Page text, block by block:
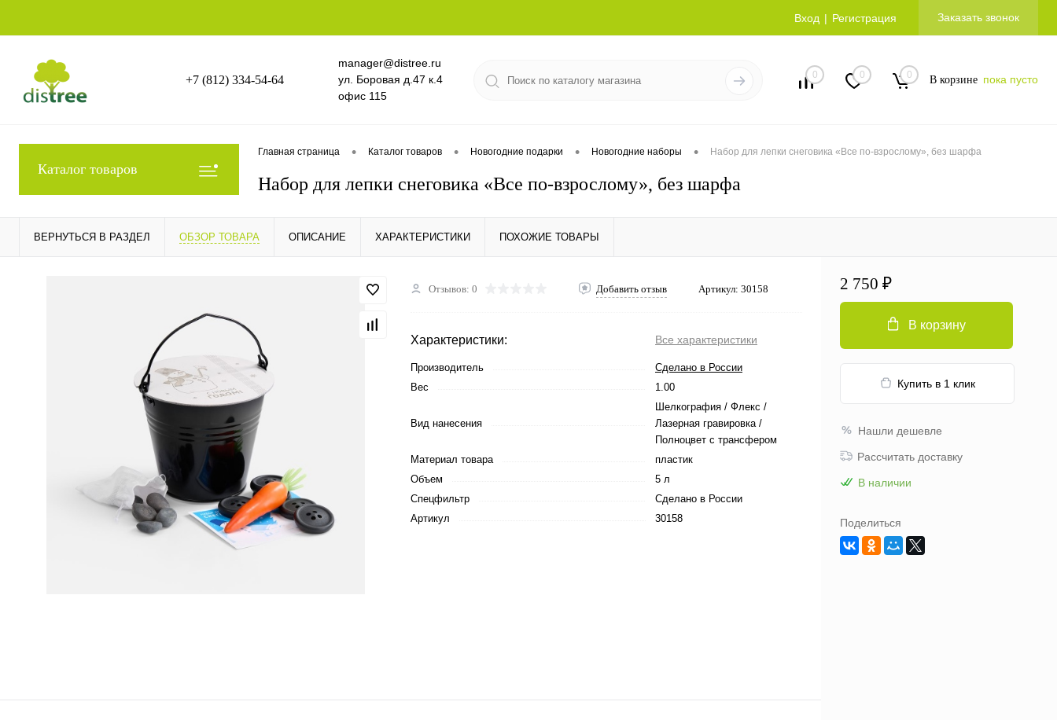
Вход Регистрация Заказать звонок
+7 (812) 334-54-64
manager@distree.ru
ул. Боровая д.47 к.4
офис 115
0 0 0 В корзине пока пусто
Каталог товаров
Главная страница • Каталог товаров • Новогодние подарки • Новогодние наборы • Набор для лепки снеговика «Все по-взрослому», без шарфа
Набор для лепки снеговика «Все по-взрослому», без шарфа
ВЕРНУТЬСЯ В РАЗДЕЛ ОБЗОР ТОВАРА ОПИСАНИЕ ХАРАКТЕРИСТИКИ ПОХОЖИЕ ТОВАРЫ
Отзывов: 0 Добавить отзыв Артикул: 30158
Характеристики: Все характеристики
Производитель
Сделано в России
Вес
1.00
Вид нанесения
Шелкография / Флекс /
Лазерная гравировка /
Полноцвет с трансфером
Материал товара
пластик
Объем
5 л
Спецфильтр
Сделано в России
Артикул
30158
2 750 ₽
В корзину
Купить в 1 клик
Нашли дешевле
Рассчитать доставку
В наличии
Поделиться